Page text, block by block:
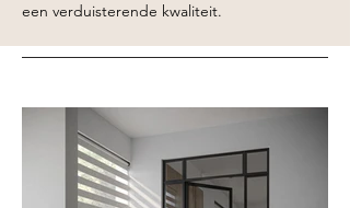
een verduisterende kwaliteit.